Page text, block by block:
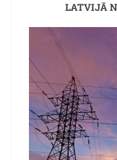
LATVIJĀ